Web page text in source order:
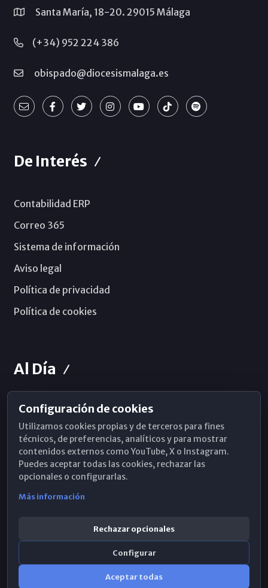
Santa María, 18-20. 29015 Málaga
(+34) 952 224 386
obispado@diocesismalaga.es
De Interés
Contabilidad ERP
Correo 365
Sistema de información
Aviso legal
Política de privacidad
Política de cookies
Al Día
Horarios de Misa
Hemeroteca
WhatsApp
Configuración de cookies
Utilizamos cookies propias y de terceros para fines
técnicos, de preferencias, analíticos y para mostrar
contenidos externos como YouTube, X o Instagram.
Puedes aceptar todas las cookies, rechazar las
opcionales o configurarlas.
Más información
Rechazar opcionales
Configurar
Aceptar todas